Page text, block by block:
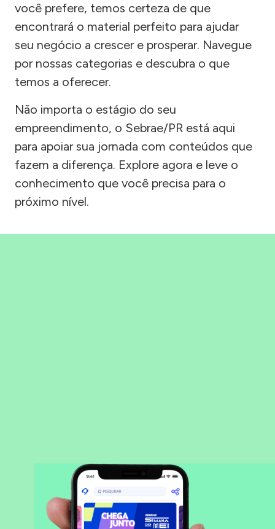
você prefere, temos certeza de que
encontrará o material perfeito para ajudar
seu negócio a crescer e prosperar. Navegue
por nossas categorias e descubra o que
temos a oferecer.
Não importa o estágio do seu
empreendimento, o Sebrae/PR está aqui
para apoiar sua jornada com conteúdos que
fazem a diferença. Explore agora e leve o
conhecimento que você precisa para o
próximo nível.